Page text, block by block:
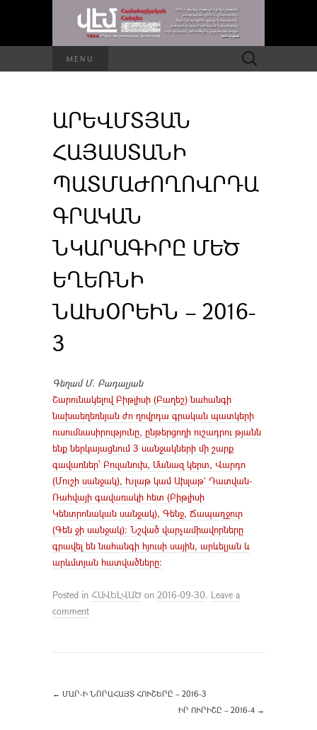
MENU Որոնել՝
ԱՐԵՎՄՏՅԱՆ
ՀԱՅԱՍՏԱՆԻ
ՊԱՏՄԱԺՈՂՈՎՐԴԱ
ԳՐԱԿԱՆ
ՆԿԱՐԱԳԻՐԸ ՄԵԾ
ԵՂԵՌՆԻ
ՆԱԽՕՐԵԻՆ – 2016-
3
Գեղամ Մ. Բադալյան
Շարունակելով Բիթլիսի (Բաղեշ) նահանգի
նախաեղեռնյան ժո ղովրդա գրական պատկերի
ուսումնասիրությունը, ընթերցողի ուշադրու թյանն
ենք ներկայացնում 3 սանջակների մի շարք
գավառներ՝ Բուլանուխ, Մանազ կերտ, Վարդո
(Մուշի սանջակ), Խլաթ կամ Ախլաթ` Դատվան-
Ռահվայի գավառակի հետ (Բիթլիսի
Կենտրոնական սանջակ), Գենջ, Ճապաղջուր
(Գեն ջի սանջակ): Նշված վարչամիավորները
գրավել են նահանգի հյուսի սային, արևելյան և
արևմտյան հատվածները:
Posted in ՀԱՎԵԼՎԱԾ on 2016-09-30. Leave a
comment
← ՄԱՐ-Ի ՆՈՐԱՀԱՅՏ ՀՈՒՇԵՐԸ – 2016-3
ԻՐ ՈՒՐԻՇԸ – 2016-4 →